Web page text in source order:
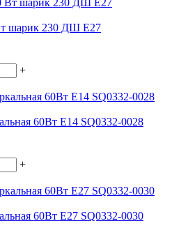
шарик 230 ДШ Е27
+
60Вт Е14 SQ0332-0028
+
60Вт Е27 SQ0332-0030